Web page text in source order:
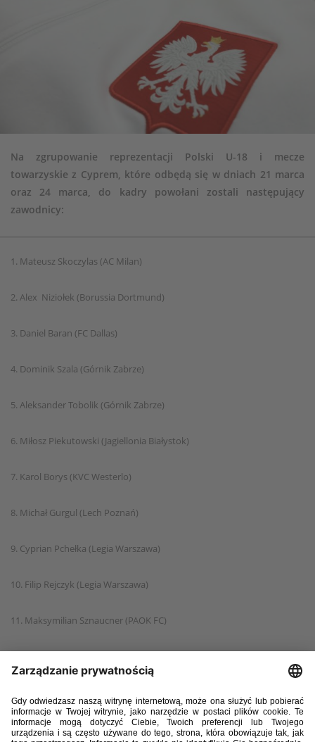
Na zgrupowanie reprezentacji Polski U-18 i mecze
towarzyskie z Cyprem, które odbędą się w dniach 21 marca
oraz 24 marca, do kadry powołani zostali następujący
zawodnicy:
1. Mateusz Skoczylas (AC Milan)
2. Alex Niziołek (Borussia Dortmund)
3. Daniel Baran (FC Dallas)
4. Dominik Szala (Górnik Zabrze)
5. Aleksander Tobolik (Górnik Zabrze)
6. Miłosz Piekutowski (Jagiellonia Białystok)
7. Karol Borys (KVC Westerlo)
8. Michał Gurgul (Lech Poznań)
9. Cyprian Pchełka (Legia Warszawa)
10. Filip Rejczyk (Legia Warszawa)
11. Maksymilian Sznaucner (PAOK FC)
14. Mateusz Tyburczy (S.V. Zulte Waregem)